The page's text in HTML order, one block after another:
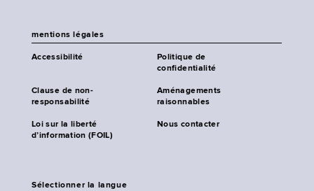
mentions légales
Accessibilité
Politique de
confidentialité
Clause de non-
responsabilité
Aménagements
raisonnables
Loi sur la liberté
d’information (FOIL)
Nous contacter
Sélectionner la langue